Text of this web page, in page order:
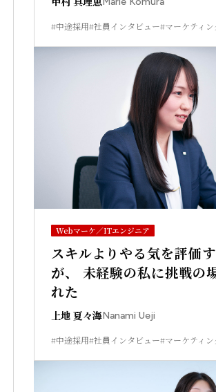
#中途採用#社員インタビュー#マーケティン
Webマーケ／ITエンジニア
スキルよりやる気を評価
が、 未経験の私に挑戦の
れた
上地 夏々海Nanami Ueji
#中途採用#社員インタビュー#マーケティン